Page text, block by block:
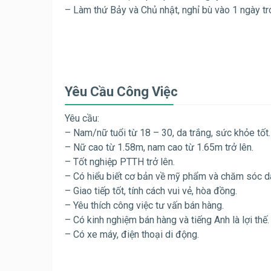
– Làm thứ Bảy và Chủ nhật, nghỉ bù vào 1 ngày
Yêu Cầu Công Việc
Yêu cầu:
– Nam/nữ tuổi từ 18 – 30, da trắng, sức khỏe tốt.
– Nữ cao từ 1.58m, nam cao từ 1.65m trở lên.
– Tốt nghiệp PTTH trở lên.
– Có hiểu biết cơ bản về mỹ phẩm và chăm sóc
– Giao tiếp tốt, tính cách vui vẻ, hòa đồng.
– Yêu thích công việc tư vấn bán hàng.
– Có kinh nghiệm bán hàng và tiếng Anh là lợi thế.
– Có xe máy, điện thoại di động.